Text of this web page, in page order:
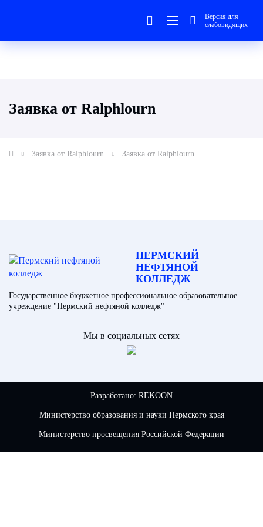
Версия для
слабовидящих
Заявка от Ralphlourn
Заявка от Ralphlourn Заявка от Ralphlourn
ПЕРМСКИЙ
НЕФТЯНОЙ
КОЛЛЕДЖ
Государственное бюджетное профессиональное образовательное
учреждение "Пермский нефтяной колледж"
Мы в социальных сетях
Разработано: REKOON
Министерство образования и науки Пермского края
Министерство просвещения Российской Федерации